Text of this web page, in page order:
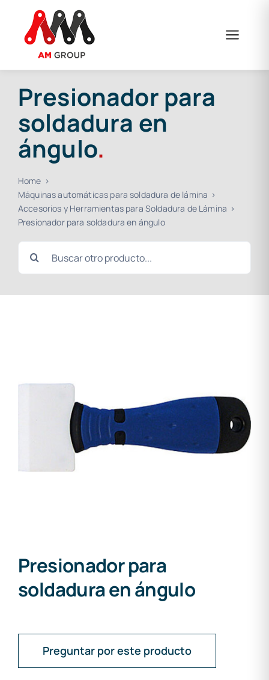
contenido
Presionador para
soldadura en
ángulo.
Home
Máquinas automáticas para soldadura de lámina
Accesorios y Herramientas para Soldadura de Lámina
Presionador para soldadura en ángulo
Buscar:
Presionador para
soldadura en ángulo
Preguntar por este producto